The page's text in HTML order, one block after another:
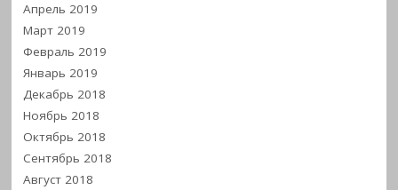
Апрель 2019
Март 2019
Февраль 2019
Январь 2019
Декабрь 2018
Ноябрь 2018
Октябрь 2018
Сентябрь 2018
Август 2018